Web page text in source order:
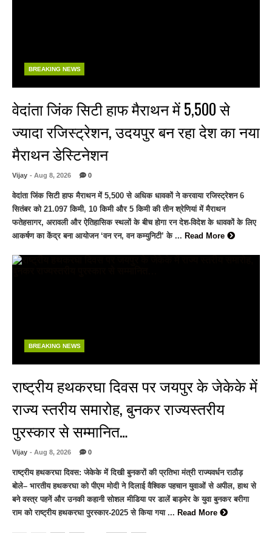
BREAKING NEWS
वेदांता जिंक सिटी हाफ मैराथन में 5,500 से
ज्यादा रजिस्ट्रेशन, उदयपुर बन रहा देश का नया
मैराथन डेस्टिनेशन
Vijay - Aug 8, 2026 0
वेदांता जिंक सिटी हाफ मैराथन में 5,500 से अधिक धावकों ने करवाया रजिस्ट्रेशन 6
सितंबर को 21.097 किमी, 10 किमी और 5 किमी की तीन श्रेणियां में मैराथन
फतेहसागर, अरावली और ऐतिहासिक स्थलों के बीच होगा रन देश-विदेश के धावकों के लिए
आकर्षण का केंद्र बना आयोजन ‘वन रन, वन कम्युनिटी’ के ... Read More
BREAKING NEWS
राष्ट्रीय हथकरघा दिवस पर जयपुर के जेकेके में
राज्य स्तरीय समारोह, बुनकर राज्यस्तरीय
पुरस्कार से सम्मानित…
Vijay - Aug 8, 2026 0
राष्ट्रीय हथकरघा दिवस: जेकेके में दिखी बुनकरों की प्रतिभा मंत्री राज्यवर्धन राठौड़
बोले– भारतीय हथकरघा को पीएम मोदी ने दिलाई वैश्विक पहचान युवाओं से अपील, हाथ से
बने वस्त्र पहनें और उनकी कहानी सोशल मीडिया पर डालें बाड़मेर के युवा बुनकर बरीगा
राम को राष्ट्रीय हथकरघा पुरस्कार-2025 से किया गया ... Read More